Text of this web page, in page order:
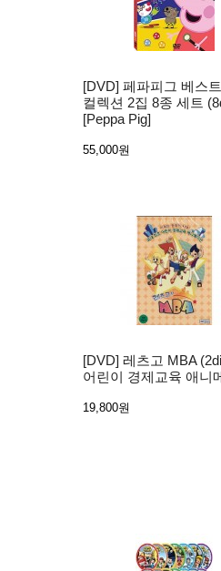
[DVD] 페파피그 베스트
컬렉션 2집 8종 세트
[Peppa Pig]
55,000원
[DVD] 레츠고 MBA
어린이 경제교육 애니
19,800원